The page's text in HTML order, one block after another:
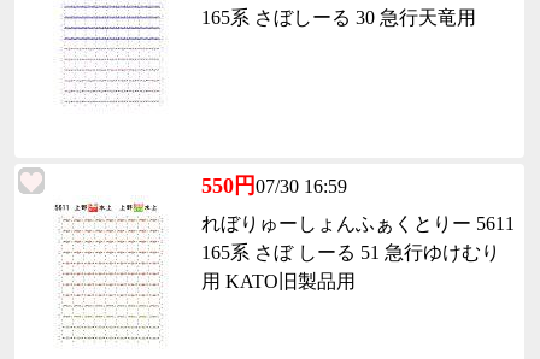
165系 さぼしーる 30 急行天竜用
550円07/30 16:59
れぼりゅーしょんふぁくとりー 5611
165系 さぼ しーる 51 急行ゆけむり
用 KATO旧製品用